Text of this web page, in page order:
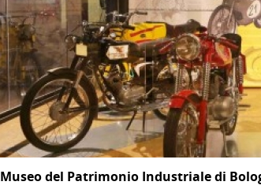
Museo del Patrimonio Industriale di